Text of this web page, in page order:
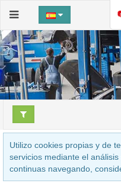
Utilizo cookies propias y de
servicios mediante el
continuas navegando,